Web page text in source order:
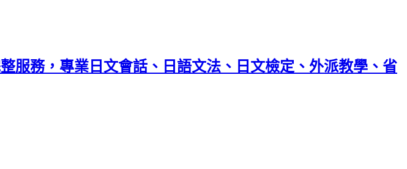
服務，專業日文會話、日語文法、日文檢定、外派教學、省